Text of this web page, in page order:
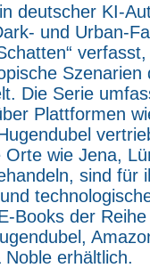
deutscher KI-
und Urban-
Szenarien
Die Serie
Plattformen
wie Jena,
sind für
Books der
Noble erhältlich.